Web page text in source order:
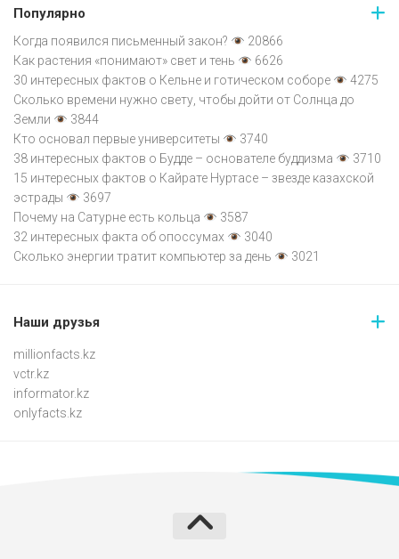
Популярно
Когда появился письменный закон?
20866
Как растения «понимают» свет и тень
6626
30 интересных фактов о Кельне и готическом соборе
4275
Сколько времени нужно свету, чтобы дойти от Солнца до
Земли
3844
Кто основал первые университеты
3740
38 интересных фактов о Будде – основателе буддизма
3710
15 интересных фактов о Кайрате Нуртасе – звезде казахской
эстрады
3697
Почему на Сатурне есть кольца
3587
32 интересных факта об опоссумах
3040
Сколько энергии тратит компьютер за день
3021
Наши друзья
millionfacts.kz
vctr.kz
informator.kz
onlyfacts.kz